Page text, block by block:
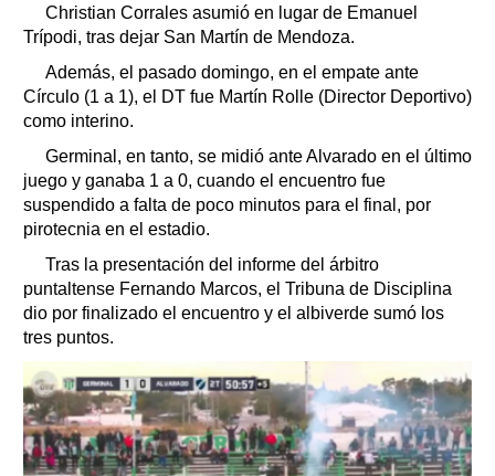
Christian Corrales asumió en lugar de Emanuel
Trípodi, tras dejar San Martín de Mendoza.
Además, el pasado domingo, en el empate ante
Círculo (1 a 1), el DT fue Martín Rolle (Director Deportivo)
como interino.
Germinal, en tanto, se midió ante Alvarado en el último
juego y ganaba 1 a 0, cuando el encuentro fue
suspendido a falta de poco minutos para el final, por
pirotecnia en el estadio.
Tras la presentación del informe del árbitro
puntaltense Fernando Marcos, el Tribuna de Disciplina
dio por finalizado el encuentro y el albiverde sumó los
tres puntos.